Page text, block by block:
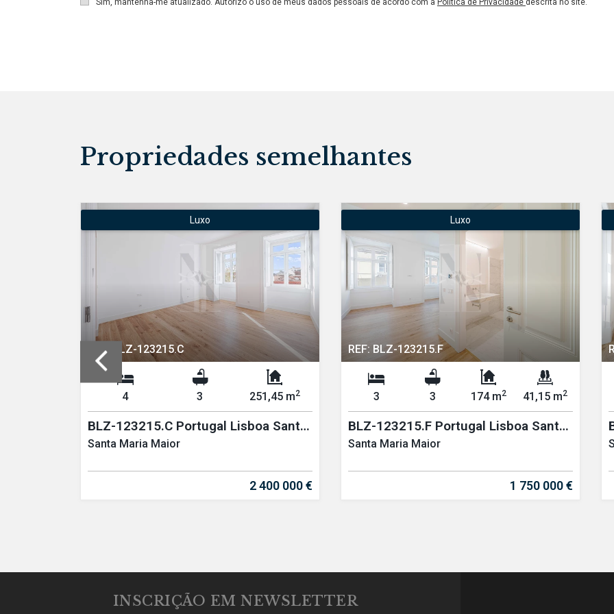
Sim, mantenha-me atualizado. Autorizo o uso de meus dados pessoais de acordo com a Política de Privacidade descrita no site.
Propriedades semelhantes
Luxo
REF: BLZ-123215.C
4 3 251,45 m2
BLZ-123215.C Portugal Lisboa Santa
Maria Maior T3
Santa Maria Maior
2 400 000 €
Luxo
REF: BLZ-123215.F
3 3 174 m2 41,15 m2
BLZ-123215.F Portugal Lisboa Santa
Maria Maior T3
Santa Maria Maior
1 750 000 €
INSCRIÇÃO EM NEWSLETTER